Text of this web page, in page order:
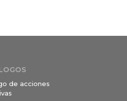
de acciones